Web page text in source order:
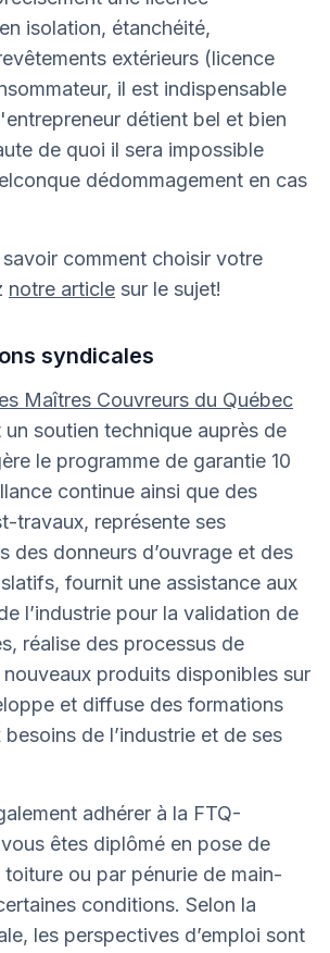
isolation, étanchéité,
extérieurs (licence
il est indispensable
détient bel et bien
de quoi il sera impossible
dédommagement en cas
comment choisir votre
notre article sur le sujet!
syndicales
Maîtres Couvreurs du Québec
soutien technique auprès de
le programme de garantie 10
continue ainsi que des
travaux, représente ses
des donneurs d’ouvrage et des
fournit une assistance aux
l’industrie pour la validation de
réalise des processus de
produits disponibles sur
et diffuse des formations
de l’industrie et de ses
adhérer à la FTQ-
êtes diplômé en pose de
ou par pénurie de main-
conditions. Selon la
les perspectives d’emploi sont